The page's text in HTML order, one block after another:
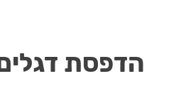
הדפסת